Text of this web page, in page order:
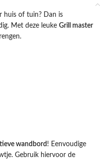
huis of tuin? Dan is
Met deze leuke Grill master
wandbord ! Eenvoudige
Gebruik hiervoor de